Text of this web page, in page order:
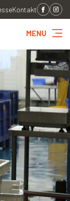
Kontakt
MENU